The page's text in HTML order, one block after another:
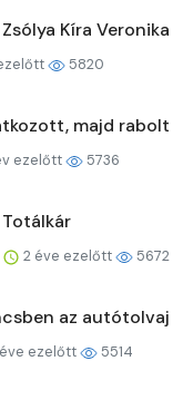
Kíra Veronika
5820
majd rabolt
ezelőtt 5736
Totálkár
2 éve ezelőtt 5672
az autótolvaj
ezelőtt 5514